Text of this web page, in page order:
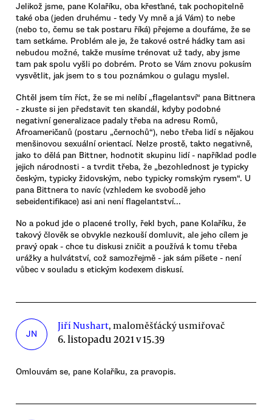
Jelikož jsme, pane Kolaříku, oba křesťané, tak pochopitelně
také oba (jeden druhému - tedy Vy mně a já Vám) to nebe
(nebo to, čemu se tak postaru říká) přejeme a doufáme, že se
tam setkáme. Problém ale je, že takové ostré hádky tam asi
nebudou možné, takže musíme trénovat už tady, aby jsme
tam pak spolu vyšli po dobrém. Proto se Vám znovu pokusím
vysvětlit, jak jsem to s tou poznámkou o gulagu myslel.
Chtěl jsem tím říct, že se mi nelíbí „flagelantsví“ pana Bittnera
- zkuste si jen představit ten skandál, kdyby podobné
negativní generalizace padaly třeba na adresu Romů,
Afroameričanů (postaru „černochů“), nebo třeba lidí s nějakou
menšinovou sexuální orientací. Nelze prostě, takto negativně,
jako to dělá pan Bittner, hodnotit skupinu lidí - například podle
jejich národnosti - a tvrdit třeba, že „bezohlednost je typicky
českým, typicky židovským, nebo typicky romským rysem“. U
pana Bittnera to navíc (vzhledem ke svobodě jeho
sebeidentifikace) asi ani není flagelantství...
No a pokud jde o placené trolly, řekl bych, pane Kolaříku, že
takový člověk se obvykle nezkouší domluvit, ale jeho cílem je
pravý opak - chce tu diskusi zničit a používá k tomu třeba
urážky a hulvátství, což samozřejmě - jak sám píšete - není
vůbec v souladu s etickým kodexem diskusí.
JN
Jiří Nushart, maloměšťácký usmiřovač
6. listopadu 2021 v 15.39
Omlouvám se, pane Kolaříku, za pravopis.